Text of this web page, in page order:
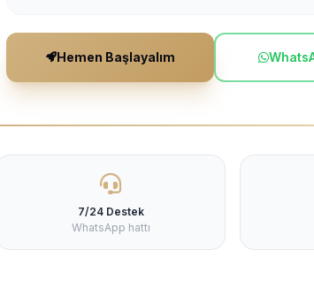
Hemen Başlayalım
7/24 Destek
WhatsApp hattı